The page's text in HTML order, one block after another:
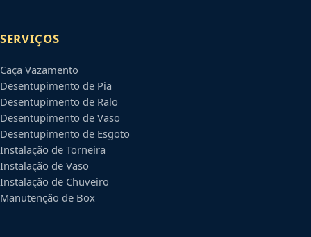
SERVIÇOS
Caça Vazamento
Desentupimento de Pia
Desentupimento de Ralo
Desentupimento de Vaso
Desentupimento de Esgoto
Instalação de Torneira
Instalação de Vaso
Instalação de Chuveiro
Manutenção de Box